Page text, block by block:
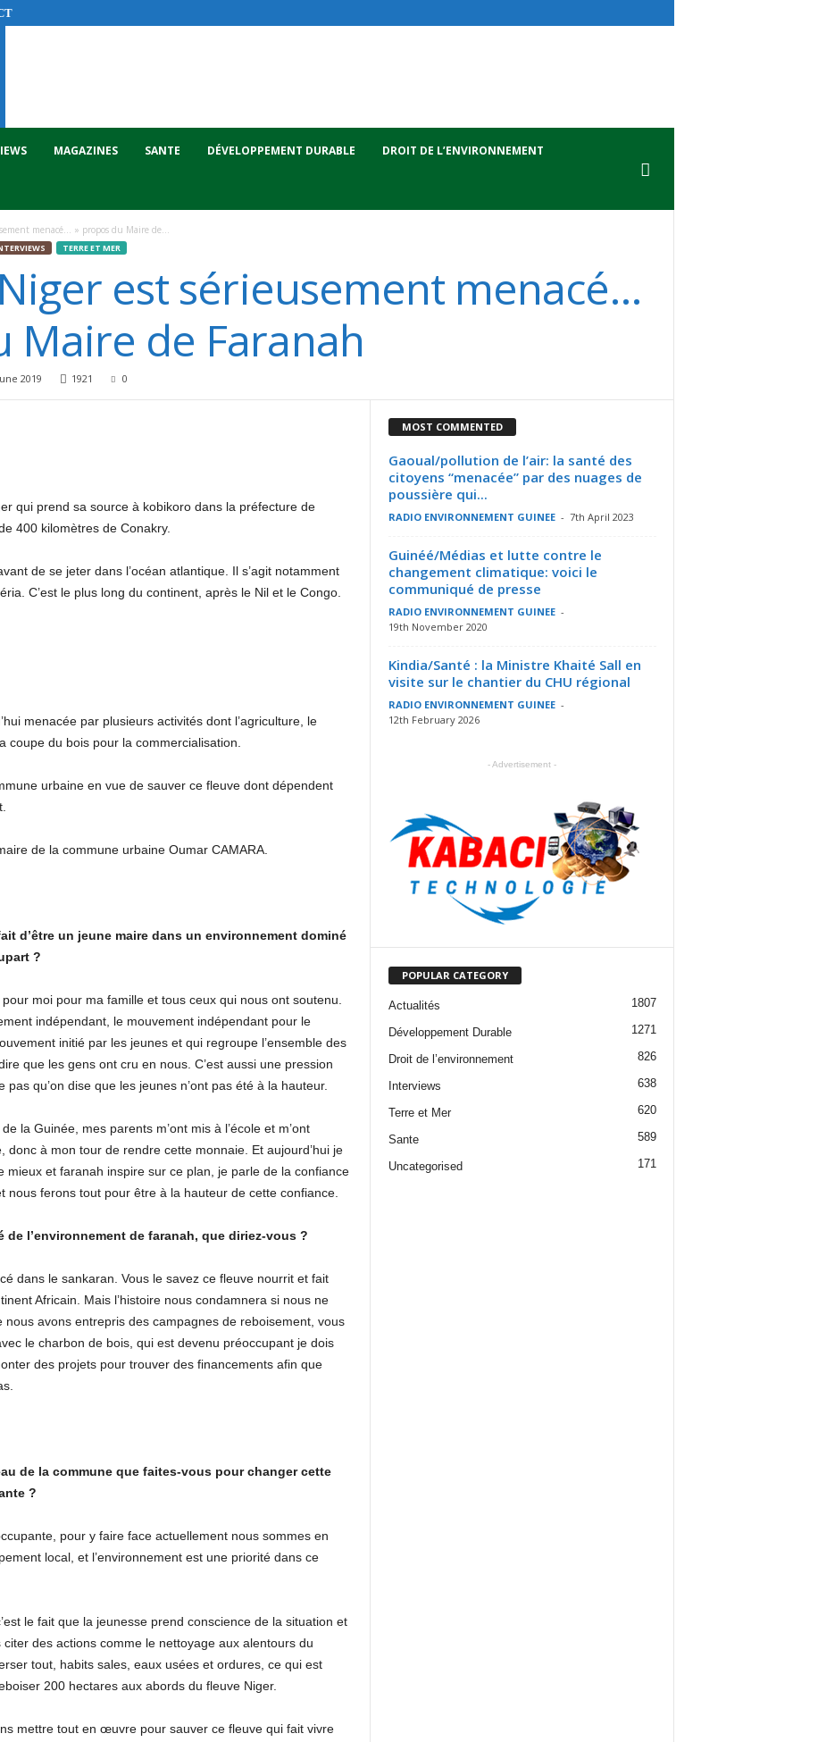
MAGAZINES SANTE DÉVELOPPEMENT DURABLE DROIT DE L’ENVIRONNEMENT
menacé… » propos du Maire de...
TERRE ET MER
est sérieusement menacé…
Maire de Faranah
2019 1921 0
qui prend sa source à kobikoro dans la préfecture de
400 kilomètres de Conakry.
de se jeter dans l’océan atlantique. Il s’agit notamment
C’est le plus long du continent, après le Nil et le Congo.
menacée par plusieurs activités dont l’agriculture, le
coupe du bois pour la commercialisation.
urbaine en vue de sauver ce fleuve dont dépendent
de la commune urbaine Oumar CAMARA.
d’être un jeune maire dans un environnement dominé
?
moi pour ma famille et tous ceux qui nous ont soutenu.
indépendant, le mouvement indépendant pour le
initié par les jeunes et qui regroupe l’ensemble des
que les gens ont cru en nous. C’est aussi une pression
qu’on dise que les jeunes n’ont pas été à la hauteur.
la Guinée, mes parents m’ont mis à l’école et m’ont
donc à mon tour de rendre cette monnaie. Et aujourd’hui je
mieux et faranah inspire sur ce plan, je parle de la confiance
nous ferons tout pour être à la hauteur de cette confiance.
de l’environnement de faranah, que diriez-vous ?
dans le sankaran. Vous le savez ce fleuve nourrit et fait
Africain. Mais l’histoire nous condamnera si nous ne
nous avons entrepris des campagnes de reboisement, vous
le charbon de bois, qui est devenu préoccupant je dois
des projets pour trouver des financements afin que
de la commune que faites-vous pour changer cette
?
pour y faire face actuellement nous sommes en
local, et l’environnement est une priorité dans ce
le fait que la jeunesse prend conscience de la situation et
des actions comme le nettoyage aux alentours du
tout, habits sales, eaux usées et ordures, ce qui est
200 hectares aux abords du fleuve Niger.
mettre tout en œuvre pour sauver ce fleuve qui fait vivre
MOST COMMENTED
Gaoual/pollution de l’air: la santé des
citoyens “menacée” par des nuages de
poussière qui...
RADIO ENVIRONNEMENT GUINEE - 7th April 2023
Guinéé/Médias et lutte contre le
changement climatique: voici le
communiqué de presse
RADIO ENVIRONNEMENT GUINEE -
19th November 2020
Kindia/Santé : la Ministre Khaité Sall en
visite sur le chantier du CHU régional
RADIO ENVIRONNEMENT GUINEE -
12th February 2026
- Advertisement -
POPULAR CATEGORY
Actualités 1807
Développement Durable 1271
Droit de l’environnement 826
Interviews 638
Terre et Mer 620
Sante 589
Uncategorised 171